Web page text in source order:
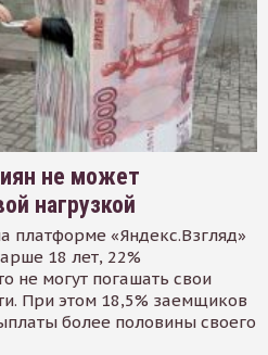
не может
нагрузкой
платформе «Яндекс.Взгляд»
18 лет, 22%
не могут погашать свои
При этом 18,5% заемщиков
более половины своего